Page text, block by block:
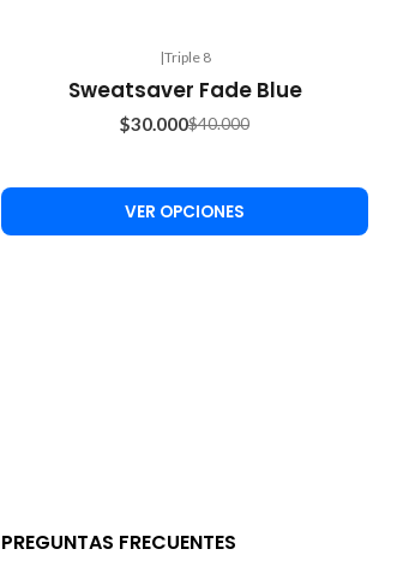
|Triple 8
Sweatsaver Fade Blue
$30.000$40.000
VER OPCIONES
PREGUNTAS FRECUENTES